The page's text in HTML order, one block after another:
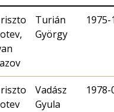
Turián
György
Vadász
Gyula